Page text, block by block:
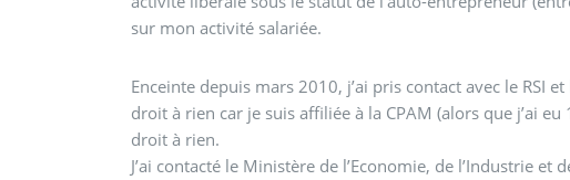
sur mon activité salariée.
Enceinte depuis mars 2010, j’ai pris contact avec le RSI
droit à rien car je suis affiliée à la CPAM (alors que j’ai
droit à rien.
J’ai contacté le Ministère de l’Economie, de l’Industrie